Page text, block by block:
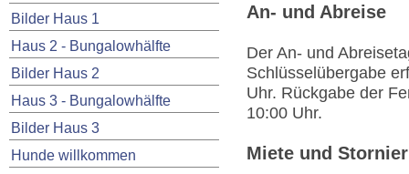
Bilder Haus 1
Haus 2 - Bungalowhälfte
Bilder Haus 2
Haus 3 - Bungalowhälfte
Bilder Haus 3
Hunde willkommen
An- und Abreise
Der An- und
Schlüsselübergabe
Uhr. Rückgabe der
10:00 Uhr.
Miete und